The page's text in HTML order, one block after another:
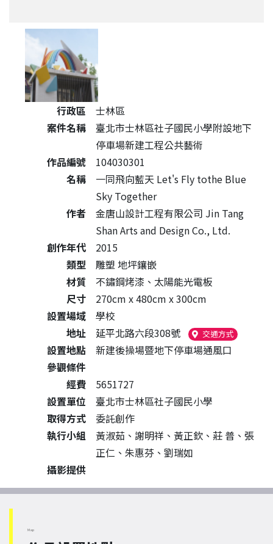
公共藝術作品詳細資料
行政區
士林區
案件名稱
臺北市士林區社子國民小學附設地下
停車場新建工程公共藝術
作品編號
104030301
名稱
一同飛向藍天 Let's Fly tothe Blue
Sky Together
作者
金唐山設計工程有限公司 Jin Tang
Shan Arts and Design Co., Ltd.
創作年代
2015
類型
雕塑 地坪鑲嵌
材質
不鏽鋼烤漆、太陽能光電板
尺寸
270cm x 480cm x 300cm
設置場域
學校
地址
延平北路六段308號 交通方式（另開新
設置地點
新建後操場暨地下停車場通風口
參觀條件
經費
5651727
設置單位
臺北市士林區社子國民小學
取得方式
委託創作
執行小組
黃淑茹、謝明祥、黃正欽、莊 普、張
正仁、朱惠芬、劉瑞如
攝影提供
Map